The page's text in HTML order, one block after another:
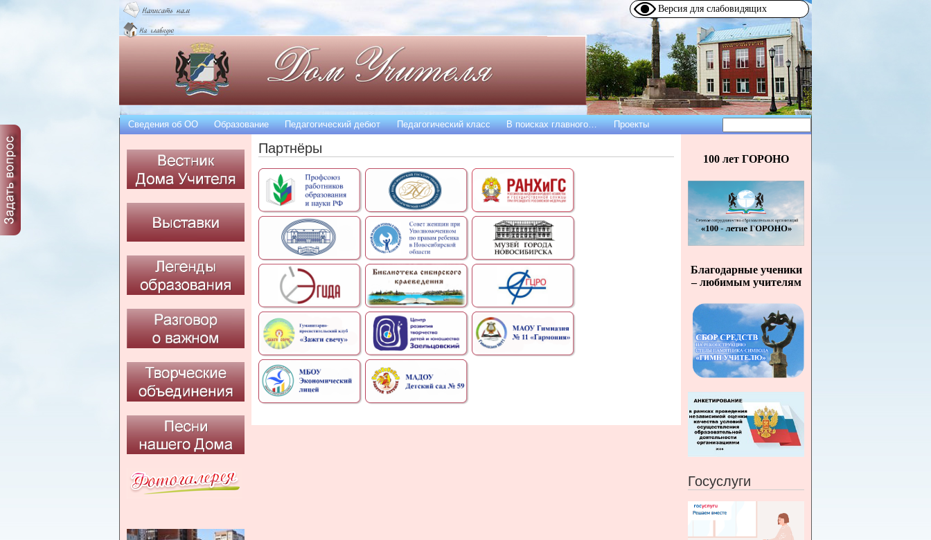
Версия для слабовидящих
Партнёры
Форма
поиска
Сведения об OO Образование Педагогический дебют Педагогический класс В поисках главного… Проекты
100 лет ГОРОНО
Благодарные ученики
– любимым учителям
Госуслуги